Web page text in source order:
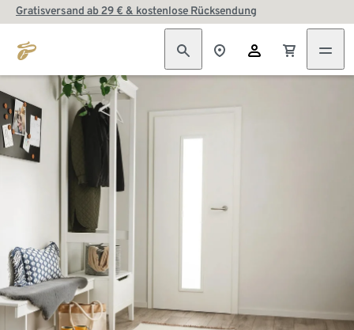
Gratisversand ab 29 € & kostenlose Rücksendung